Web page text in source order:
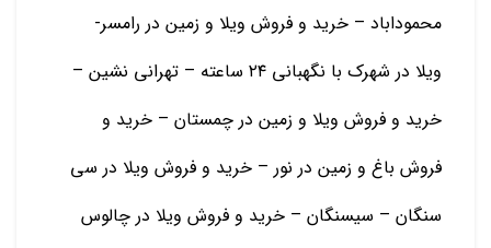
محموداباد – خرید و فروش ویلا و زمین در رامسر-
ویلا در شهرک با نگهبانی ۲۴ ساعته – تهرانی نشین –
خرید و فروش ویلا و زمین در چمستان – خرید و
فروش باغ و زمین در نور – خرید و فروش ویلا در سی
سنگان – سیسنگان – خرید و فروش ویلا در چالوس